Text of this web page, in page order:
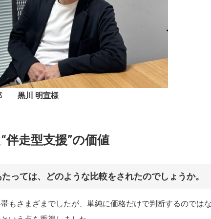
黒川 明宣様
伴走型支援”の価値
っては、どのような比較をされたのでしょうか。
もさまざまでしたが、単純に価格だけで判断するのでは